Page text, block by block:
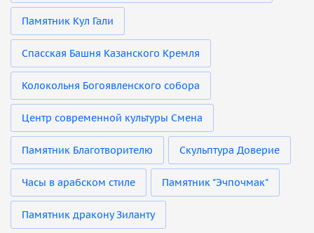
Памятник Кул Гали
Спасская Башня Казанского Кремля
Колокольня Богоявленского собора
Центр современной культуры Смена
Памятник Благотворителю Скульптура Доверие
Часы в арабском стиле Памятник "Эчпочмак"
Памятник дракону Зиланту